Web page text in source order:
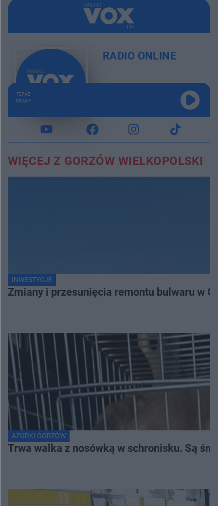
RADIO ONLINE
TERAZ
GRAMY
WIĘCEJ Z GORZÓW WIELKOPOLSKI
INWESTYCJE
Zmiany i przesunięcia remontu bulwaru w
AZORKI GORZÓW
Trwa walka z nosówką w schronisku. Są